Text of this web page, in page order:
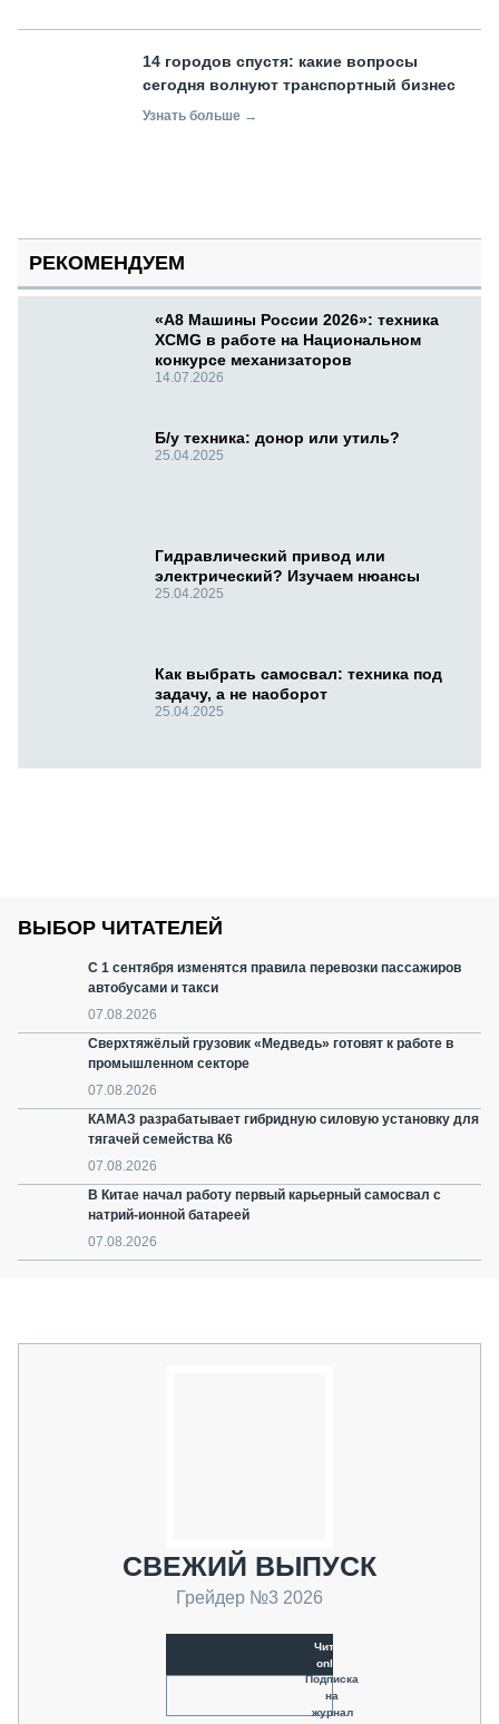
14 городов спустя: какие вопросы
сегодня волнуют транспортный бизнес
Узнать больше →
РЕКОМЕНДУЕМ
«А8 Машины России 2026»: техника
XCMG в работе на Национальном
конкурсе механизаторов
14.07.2026
Б/у техника: донор или утиль?
25.04.2025
Гидравлический привод или
электрический? Изучаем нюансы
25.04.2025
Как выбрать самосвал: техника под
задачу, а не наоборот
25.04.2025
ВЫБОР ЧИТАТЕЛЕЙ
С 1 сентября изменятся правила перевозки пассажиров
автобусами и такси
07.08.2026
Сверхтяжёлый грузовик «Медведь» готовят к работе в
промышленном секторе
07.08.2026
КАМАЗ разрабатывает гибридную силовую установку для
тягачей семейства К6
07.08.2026
В Китае начал работу первый карьерный самосвал с
натрий-ионной батареей
07.08.2026
СВЕЖИЙ ВЫПУСК
Грейдер №3 2026
Читать
online
Подписка
на
журнал